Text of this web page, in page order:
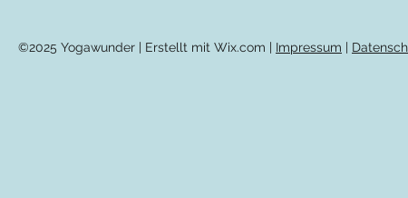
©2025 Yogawunder | Erstellt mit Wix.com | Impressum |